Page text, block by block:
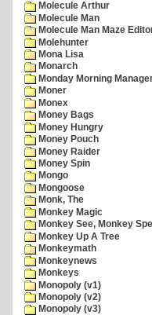
Molecule Arthur
Molecule Man
Molecule Man Maze
Molehunter
Mona Lisa
Monarch
Monday Morning
Moner
Monex
Money Bags
Money Hungry
Money Pouch
Money Raider
Money Spin
Mongo
Mongoose
Monk, The
Monkey Magic
Monkey See, Monkey
Monkey Up A Tree
Monkeymath
Monkeynews
Monkeys
Monopoly (v1)
Monopoly (v2)
Monopoly (v3)